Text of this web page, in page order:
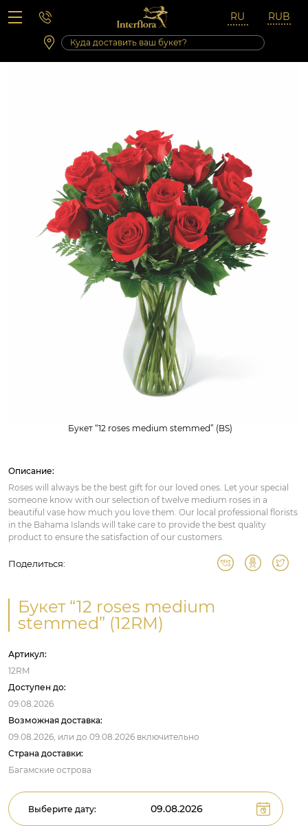
Вопросы-ответы
Сб 10:00 ‐ 14:00
Выходные и праздничные дни
Букет “12 roses medium stemmed” (BS)
Описание:
Roses will always be the best gift for our loved ones. Let your special
someone know with our selection of twelve medium roses in a
beautiful vase how much you love them. Our local professional florists
in the Bahama Islands will take care to provide the best quality
product to ensure the satisfaction of our customers.
Поделиться:
Букет “12 roses medium
stemmed” (12RM)
Артикул:
12RM
Доступен до:
09.08.2026
Возможная доставка:
09.08.2026, или до 09.08.2026 включительно
Страна доставки:
Багамские острова
Выберите дату: